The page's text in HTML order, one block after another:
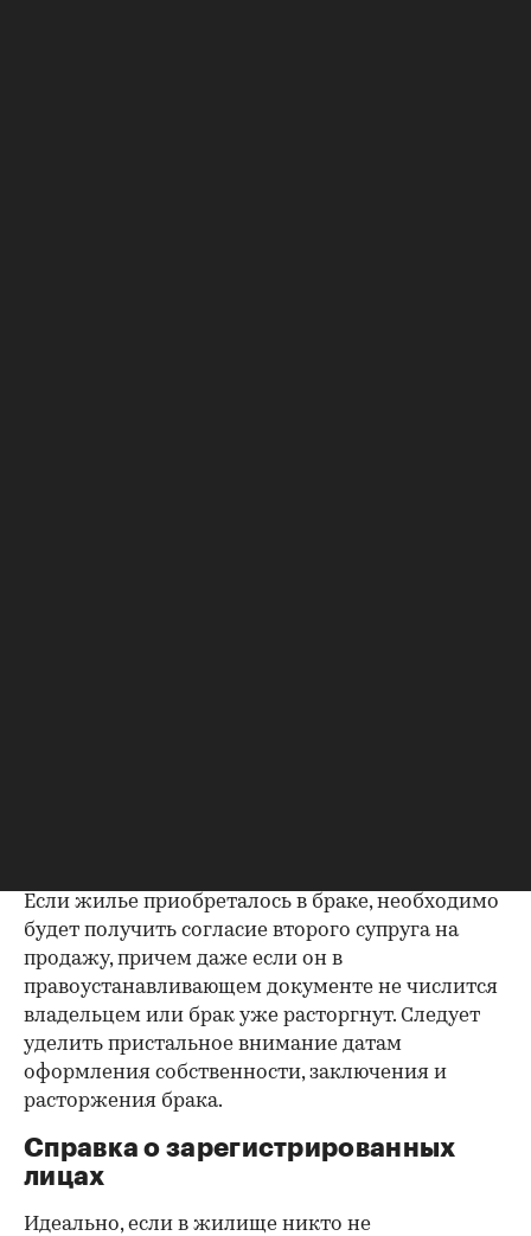
Если жилье приобреталось в браке, необходимо
будет получить согласие второго супруга на
продажу, причем даже если он в
правоустанавливающем документе не числится
владельцем или брак уже расторгнут. Следует
уделить пристальное внимание датам
оформления собственности, заключения и
расторжения брака.
Справка о зарегистрированных
лицах
Идеально, если в жилище никто не